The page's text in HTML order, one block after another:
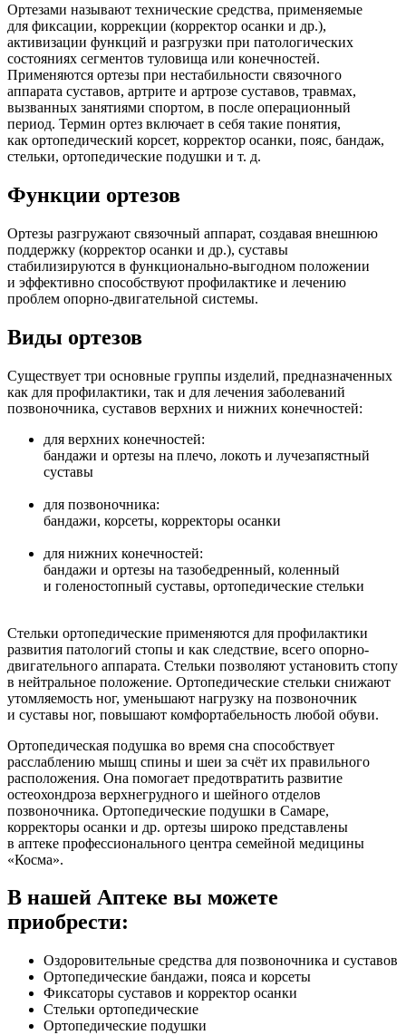
Ортезами называют технические средства, применяемые
для фиксации, коррекции (корректор осанки и др.),
активизации функций и разгрузки при патологических
состояниях сегментов туловища или конечностей.
Применяются ортезы при нестабильности связочного
аппарата суставов, артрите и артрозе суставов, травмах,
вызванных занятиями спортом, в после операционный
период. Термин ортез включает в себя такие понятия,
как ортопедический корсет, корректор осанки, пояс, бандаж,
стельки, ортопедические подушки и т. д.
Функции ортезов
Ортезы разгружают связочный аппарат, создавая внешнюю
поддержку (корректор осанки и др.), суставы
стабилизируются в функционально-выгодном положении
и эффективно способствуют профилактике и лечению
проблем опорно-двигательной системы.
Виды ортезов
Существует три основные группы изделий, предназначенных
как для профилактики, так и для лечения заболеваний
позвоночника, суставов верхних и нижних конечностей:
для верхних конечностей:
бандажи и ортезы на плечо, локоть и лучезапястный
суставы
для позвоночника:
бандажи, корсеты, корректоры осанки
для нижних конечностей:
бандажи и ортезы на тазобедренный, коленный
и голеностопный суставы, ортопедические стельки
Стельки ортопедические применяются для профилактики
развития патологий стопы и как следствие, всего опорно-
двигательного аппарата. Стельки позволяют установить стопу
в нейтральное положение. Ортопедические стельки снижают
утомляемость ног, уменьшают нагрузку на позвоночник
и суставы ног, повышают комфортабельность любой обуви.
Ортопедическая подушка во время сна способствует
расслаблению мышц спины и шеи за счёт их правильного
расположения. Она помогает предотвратить развитие
остеохондроза верхнегрудного и шейного отделов
позвоночника. Ортопедические подушки в Самаре,
корректоры осанки и др. ортезы широко представлены
в аптеке профессионального центра семейной медицины
«Косма».
В нашей Аптеке вы можете
приобрести:
Оздоровительные средства для позвоночника и суставов
Ортопедические бандажи, пояса и корсеты
Фиксаторы суставов и корректор осанки
Стельки ортопедические
Ортопедические подушки